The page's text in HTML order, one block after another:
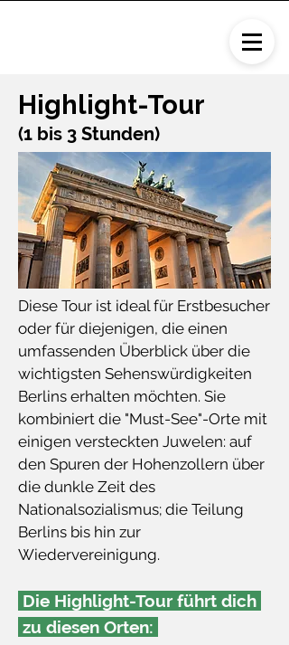
Highlight-Tour
(1 bis 3 Stunden)
Diese Tour ist ideal für Erstbesucher
oder für diejenigen, die einen
umfassenden Überblick über die
wichtigsten Sehenswürdigkeiten
Berlins erhalten möchten. Sie
kombiniert die "Must-See"-Orte mit
einigen versteckten Juwelen: auf
den Spuren der Hohenzollern über
die dunkle Zeit des
Nationalsozialismus; die Teilung
Berlins bis hin zur
Wiedervereinigung.
Die Highlight-Tour führt dich
zu diesen Orten: